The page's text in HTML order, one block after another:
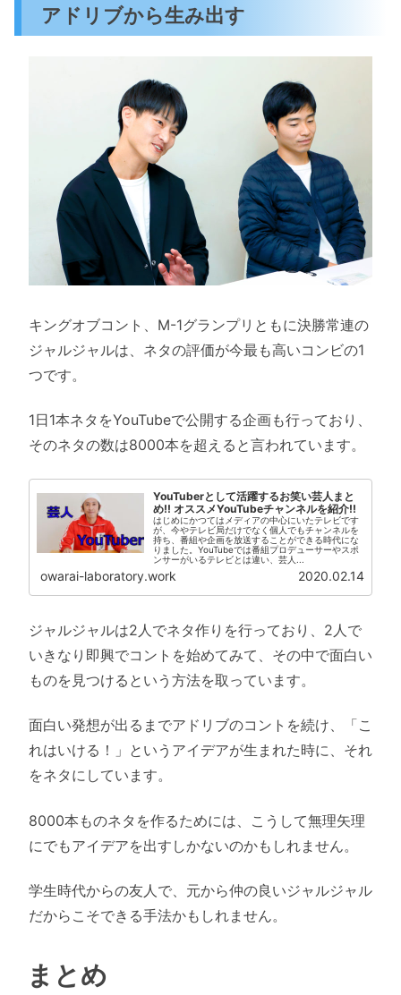
アドリブから生み出す
キングオブコント、M-1グランプリともに決勝常連の
ジャルジャルは、ネタの評価が今最も高いコンビの1
つです。
1日1本ネタをYouTubeで公開する企画も行っており、
そのネタの数は8000本を超えると言われています。
YouTuberとして活躍するお笑い芸人まと
め!! オススメYouTubeチャンネルを紹介!!
はじめにかつてはメディアの中心にいたテレビです
が、今やテレビ局だけでなく個人でもチャンネルを
持ち、番組や企画を放送することができる時代にな
りました。YouTubeでは番組プロデューサーやスポ
ンサーがいるテレビとは違い、芸人...
owarai-laboratory.work 2020.02.14
ジャルジャルは2人でネタ作りを行っており、2人で
いきなり即興でコントを始めてみて、その中で面白い
ものを見つけるという方法を取っています。
面白い発想が出るまでアドリブのコントを続け、「こ
れはいける！」というアイデアが生まれた時に、それ
をネタにしています。
8000本ものネタを作るためには、こうして無理矢理
にでもアイデアを出すしかないのかもしれません。
学生時代からの友人で、元から仲の良いジャルジャル
だからこそできる手法かもしれません。
まとめ